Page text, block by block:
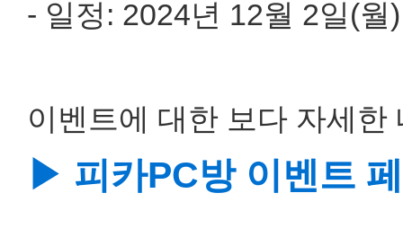
- 일정: 2024년 12월 2일(
이벤트에 대한 보다 자세
▶ 피카PC방 이벤트